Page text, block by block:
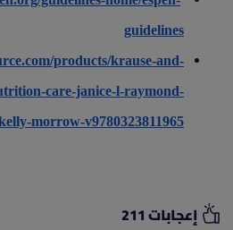
guidelines
products/krause-and-
care-janice-l-raymond-
morrow-v9780323811965
إعجابات 211